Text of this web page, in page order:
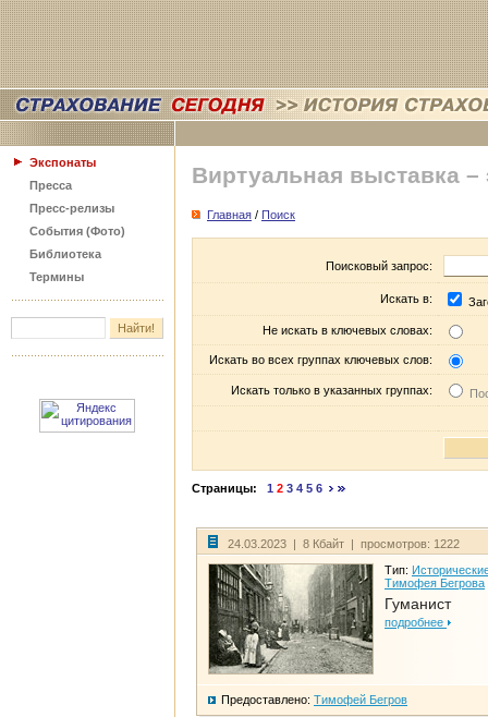
Экспонаты
Пресса
Пресс-релизы
События (Фото)
Библиотека
Термины
Виртуальная выставка –
Главная / Поиск
Поисковый запрос:
Искать в:
Не искать в ключевых словах:
Искать во всех группах ключевых слов:
Искать только в указанных группах:
Страницы: 1 2 3 4 5 6
24.03.2023 | 8 Кбайт | просмотров: 1222
Тип:
Тимофея Бегрова
Гуманист
подробнее
Предоставлено: Тимофей Бегров